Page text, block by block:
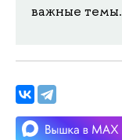
важные темы.